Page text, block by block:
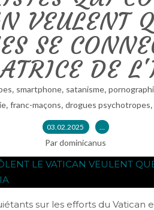
VEULENT
SE
DE
, smartphone, satanisme,
, franc-maçons, drogues psychotropes,
03.02.2025 …
Par dominicanus
sur les efforts du Vatican